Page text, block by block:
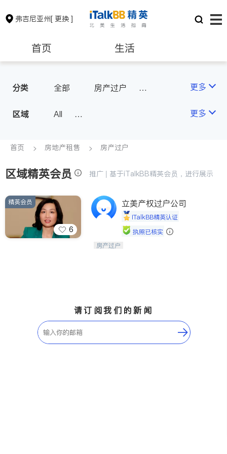
弗吉尼亚州[ 更换 ]
首页 生活
保险理财
银行贷款 会计师
建筑装修 教育
养老 非盈利组织
分类 全部
房产过户
更多
区域
All
C.)
Roanoke & Lynchburg
更多
首页 房地产租售 房产过户
区域精英会员 推广 | 基于iTalkBB精英会员，进行展示
6
精英会员 立美产权过户公司
iTalkBB精英认证
执照已核实
优质服务, 诚信可靠。
房产过户
请订阅我们的新闻